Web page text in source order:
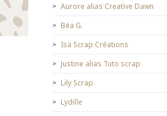
Aurore alias Creative Dawn
Béa G.
Isa Scrap Créations
Justine alias Tuto scrap
Lily Scrap
Lydille